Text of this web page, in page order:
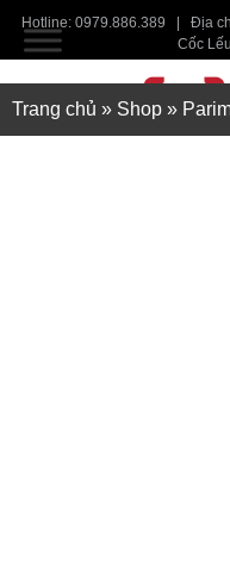
Hotline: 0979.886.389 | Địa
Cốc
Trang chủ » Shop »